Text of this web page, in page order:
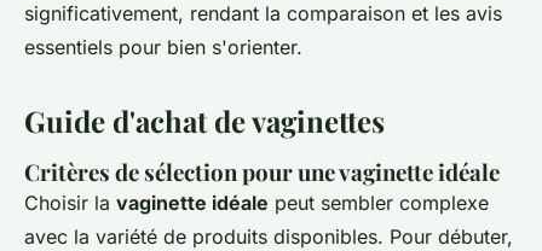
significativement, rendant la comparaison et les avis
essentiels pour bien s'orienter.
Guide d'achat de vaginettes
Critères de sélection pour une vaginette idéale
Choisir la vaginette idéale peut sembler complexe
avec la variété de produits disponibles. Pour débuter,